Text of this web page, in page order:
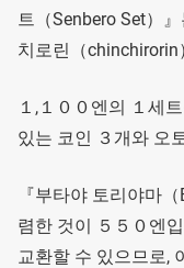
트（Senbero Set）
치로린（
１,１００엔의 １세
있는 코인 ３개와 오
『부타야 토리야마
렴한 것이 ５５０엔
교환할 수 있으므로,